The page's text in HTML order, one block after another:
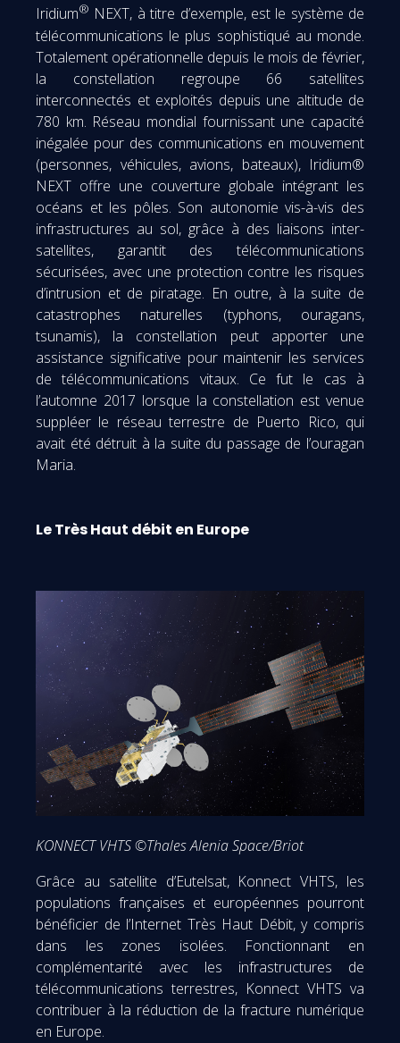
Iridium® NEXT, à titre d’exemple, est le système de
télécommunications le plus sophistiqué au monde.
Totalement opérationnelle depuis le mois de février,
la constellation regroupe 66 satellites
interconnectés et exploités depuis une altitude de
780 km. Réseau mondial fournissant une capacité
inégalée pour des communications en mouvement
(personnes, véhicules, avions, bateaux), Iridium®
NEXT offre une couverture globale intégrant les
océans et les pôles. Son autonomie vis-à-vis des
infrastructures au sol, grâce à des liaisons inter-
satellites, garantit des télécommunications
sécurisées, avec une protection contre les risques
d’intrusion et de piratage. En outre, à la suite de
catastrophes naturelles (typhons, ouragans,
tsunamis), la constellation peut apporter une
assistance significative pour maintenir les services
de télécommunications vitaux. Ce fut le cas à
l’automne 2017 lorsque la constellation est venue
suppléer le réseau terrestre de Puerto Rico, qui
avait été détruit à la suite du passage de l’ouragan
Maria.
Le Très Haut débit en Europe
KONNECT VHTS ©Thales Alenia Space/Briot
Grâce au satellite d’Eutelsat, Konnect VHTS, les
populations françaises et européennes pourront
bénéficier de l’Internet Très Haut Débit, y compris
dans les zones isolées. Fonctionnant en
complémentarité avec les infrastructures de
télécommunications terrestres, Konnect VHTS va
contribuer à la réduction de la fracture numérique
en Europe.